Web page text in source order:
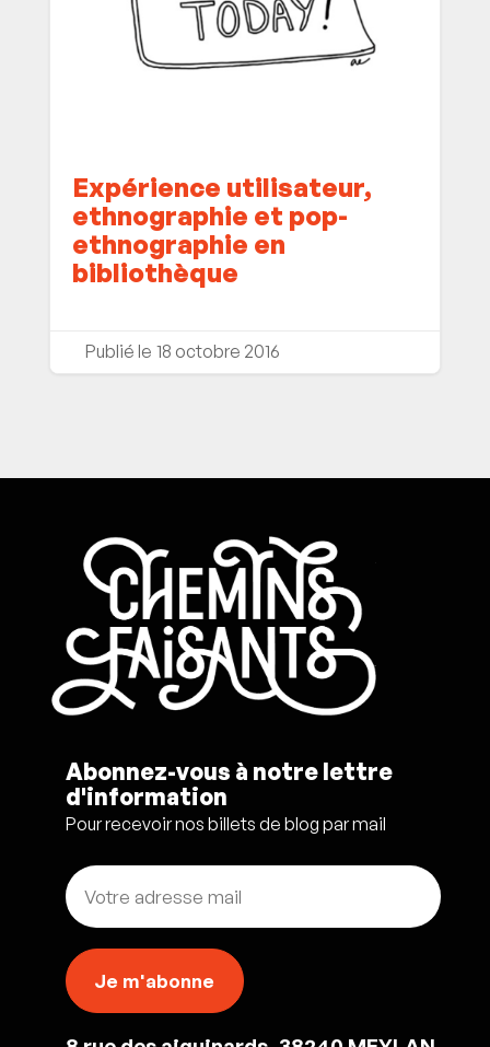
Expérience utilisateur,
ethnographie et pop-
ethnographie en
bibliothèque
18 octobre 2016
Abonnez-vous à notre lettre
d'information
Pour recevoir nos billets de blog par mail